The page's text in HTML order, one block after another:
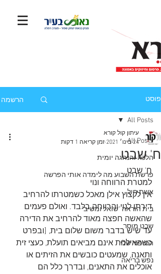
פוסט הרשמה
All Posts
הלכה והנהגה יומית
פרשת השבוע מה לימדה אותי הפרשה
אשת חיל
בית הוראה "שואל ומשיב"
שבט מוסר
הסיפור שלי
נפש בריאה
All Posts
ח' שבט
עיתון קול קורא
24 בינו׳ 2021
זמן קריאה 1 דקות
ח' שבט
למטרת הרווחה ונוי
אין לקצוץ אילן מאכל כשמטרתו להרחיב
דירתו לנוי והרווחה בלבד. ואולם פעמים
שהאשה חפצה מאוד להרחיב את הדירה
עד שיש בדבר משום שלום בית, [ובפרט
כשהאילנות אינם מביאים תועלת, כעצי זית
ותאנה, שמעטים כובשים את הזיתים או
אוכלים את התאנים, ובדרך כלל הם